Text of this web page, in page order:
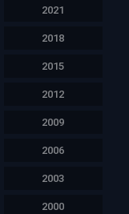
2021
2018
2015
2012
2009
2006
2003
2000